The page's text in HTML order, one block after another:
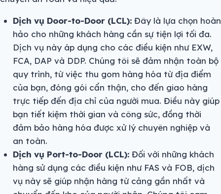
Dịch vụ Door-to-Door (LCL):Đây là lựa chọn hoàn
hảo cho những khách hàng cần sự tiện lợi tối đa.
Dịch vụ này áp dụng cho các điều kiện như EXW,
FCA, DAP và DDP. Chúng tôi sẽ đảm nhận toàn bộ
quy trình, từ việc thu gom hàng hóa từ địa điểm
của bạn, đóng gói cẩn thận, cho đến giao hàng
trực tiếp đến địa chỉ của người mua. Điều này giúp
bạn tiết kiệm thời gian và công sức, đồng thời
đảm bảo hàng hóa được xử lý chuyên nghiệp và
an toàn.
Dịch vụ Port-to-Door (LCL):Đối với những khách
hàng sử dụng các điều kiện như FAS và FOB, dịch
vụ này sẽ giúp nhận hàng từ cảng gần nhất và